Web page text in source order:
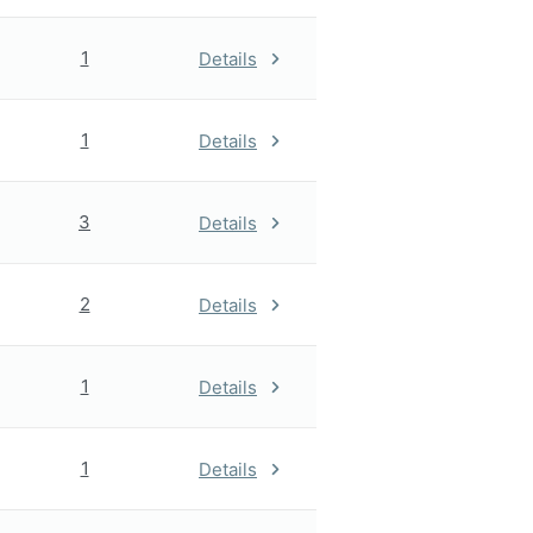
1 Details
1 Details
3 Details
2 Details
1 Details
1 Details